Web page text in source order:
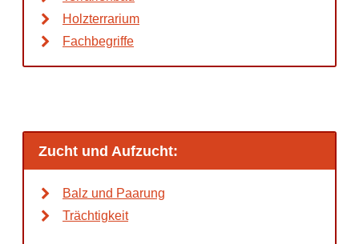
Holzterrarium
Fachbegriffe
Zucht und Aufzucht:
Balz und Paarung
Trächtigkeit